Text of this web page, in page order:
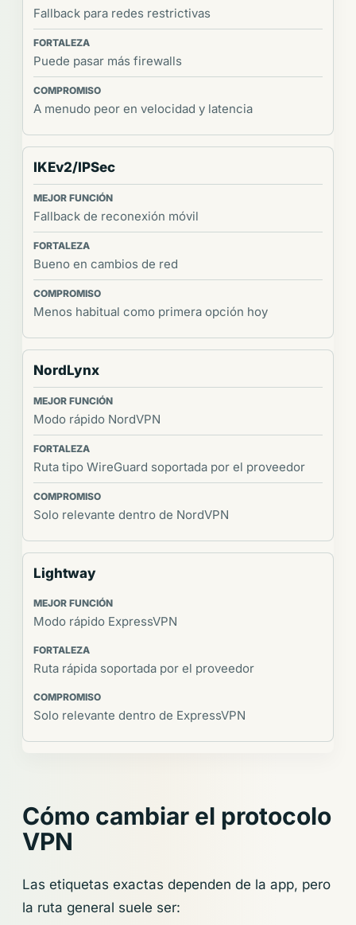
Fallback para redes restrictivas
Puede pasar más firewalls
A menudo peor en velocidad y latencia
IKEv2/IPSec
Fallback de reconexión móvil
Bueno en cambios de red
Menos habitual como primera opción hoy
NordLynx
Modo rápido NordVPN
Ruta tipo WireGuard soportada por el proveedor
Solo relevante dentro de NordVPN
Lightway
Modo rápido ExpressVPN
Ruta rápida soportada por el proveedor
Solo relevante dentro de ExpressVPN
Cómo cambiar el protocolo
VPN
Las etiquetas exactas dependen de la app, pero
la ruta general suele ser: